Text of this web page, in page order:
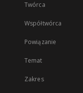
Twórca
Współtwórca
Powiązanie
Temat
Zakres